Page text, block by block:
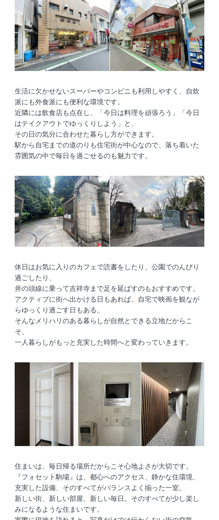
生活に欠かせないスーパーやコンビニも利用しやすく、自炊
派にも外食派にも便利な環境です。
近隣には飲食店も点在し、「今日は料理を頑張ろう」「今日
はテイクアウトでゆっくりしよう」と、
その日の気分に合わせた暮らし方ができます。
駅から自宅までの道のりも住宅街が中心なので、落ち着いた
雰囲気の中で毎日を過ごせるのも魅力です。
休日はお気に入りのカフェで読書をしたり、公園でのんびり
過ごしたり、
井の頭線に乗って吉祥寺まで足を延ばすのもおすすめです。
アクティブに街へ出かける日もあれば、自宅で映画を観なが
らゆっくり過ごす日もある。
そんなメリハリのある暮らしが自然とできる立地だからこ
そ、
一人暮らしがもっと充実した時間へと変わっていきます。
住まいは、毎日帰る場所だからこそ心地よさが大切です。
『フォセット駒場』は、都心へのアクセス、静かな住環境、
充実した設備、そのすべてがバランスよく揃った一室。
新しい街、新しい部屋、新しい毎日。そのすべてが少し楽し
みになるような住まいです。